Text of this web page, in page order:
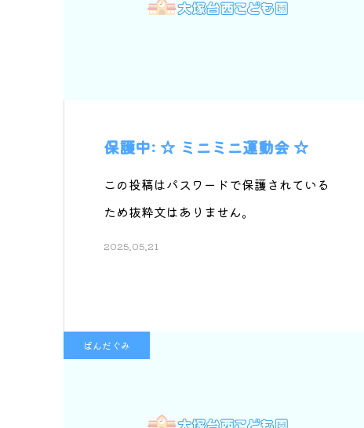
保護中: ☆ ミニミニ運動会 ☆
この投稿はパスワードで保護されている
ため抜粋文はありません。
2025.05.21
ぱんだぐみ